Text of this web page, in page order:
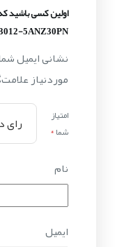
اولین کسی باشید
5ANZ30PN”
نشانی ایمیل
موردنیاز
امتیاز
شما*
نام
ایمیل